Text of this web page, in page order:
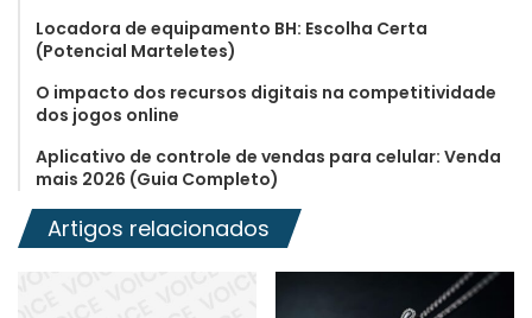
Locadora de equipamento BH: Escolha Certa
(Potencial Marteletes)
O impacto dos recursos digitais na competitividade
dos jogos online
Aplicativo de controle de vendas para celular: Venda
mais 2026 (Guia Completo)
Artigos relacionados